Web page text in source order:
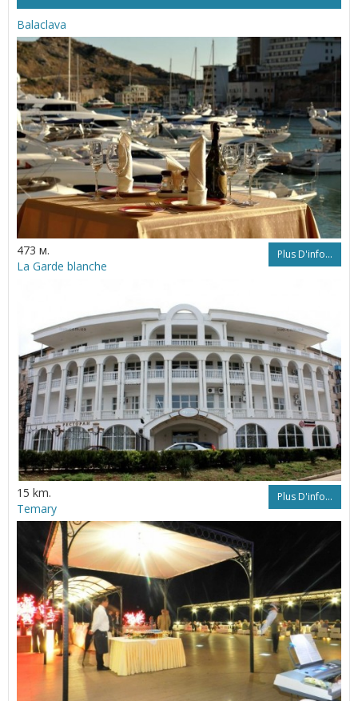
Balaclava
473 м. Plus D'info...
La Garde blanche
15 km. Plus D'info...
Temary